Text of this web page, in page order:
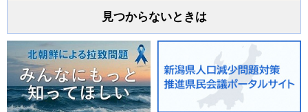
見つからないときは